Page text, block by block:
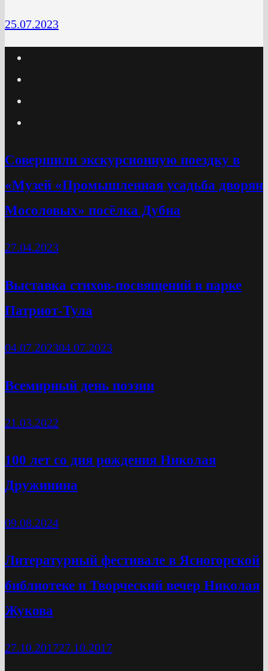
25.07.2023
Cовершили экскурсионную поездку в
«Музей «Промышленная усадьба дворян
Мосоловых» посёлка Дубна
27.04.2023
Выставка стихов-посвящений в парке
Патриот-Тула
04.07.202304.07.2023
Всемирный день поэзии
21.03.2022
100 лет со дня рождения Николая
Дружинина
09.08.2024
Литературный фестивале в Ясногорской
библиотеке и Творческий вечер Николая
Жукова
27.10.201727.10.2017